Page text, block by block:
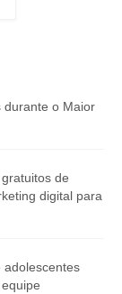
durante o Maior
de
digital para
adolescentes